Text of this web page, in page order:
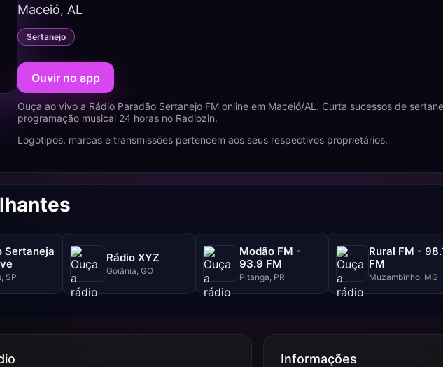
Maceió, AL
Sertanejo
Ouvir no app
Ouça ao vivo a Rádio Paradão Sertanejo FM online em Maceió/AL. Curta sucessos de
programação musical 24 horas no Radiozin.
Logotipos, marcas e transmissões pertencem aos seus respectivos proprietários.
Sertaneja
SP
Rádio XYZ
Goiânia, GO
Modão FM -
93.9 FM
Pitanga, PR
Rural FM -
FM
Muzambinho, MG
Informações